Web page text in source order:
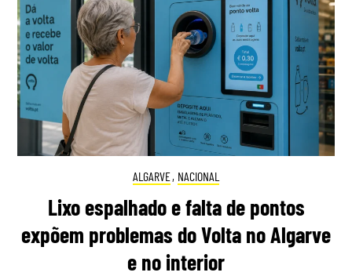
ALGARVE, NACIONAL
Lixo espalhado e falta de pontos
expõem problemas do Volta no Algarve
e no interior